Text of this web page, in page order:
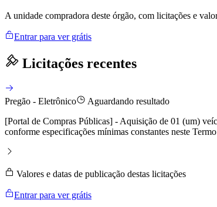
A unidade compradora deste órgão, com licitações e
Entrar para ver grátis
Licitações recentes
Pregão - Eletrônico
Aguardando resultado
[Portal de Compras Públicas] - Aquisição de 01 (um)
conforme especificações mínimas constantes neste
Valores e datas de publicação destas licitações
Entrar para ver grátis